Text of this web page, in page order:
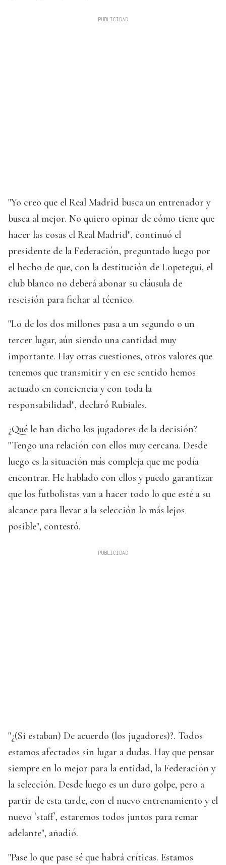
"Yo creo que el Real Madrid busca un entrenador y
busca al mejor. No quiero opinar de cómo tiene que
hacer las cosas el Real Madrid", continuó el
presidente de la Federación, preguntado luego por
el hecho de que, con la destitución de Lopetegui, el
club blanco no deberá abonar su cláusula de
rescisión para fichar al técnico.
"Lo de los dos millones pasa a un segundo o un
tercer lugar, aún siendo una cantidad muy
importante. Hay otras cuestiones, otros valores que
tenemos que transmitir y en ese sentido hemos
actuado en conciencia y con toda la
responsabilidad", declaró Rubiales.
¿Qué le han dicho los jugadores de la decisión?
"Tengo una relación con ellos muy cercana. Desde
luego es la situación más compleja que me podía
encontrar. He hablado con ellos y puedo garantizar
que los futbolistas van a hacer todo lo que esté a su
alcance para llevar a la selección lo más lejos
posible", contestó.
"¿(Si estaban) De acuerdo (los jugadores)?. Todos
estamos afectados sin lugar a dudas. Hay que pensar
siempre en lo mejor para la entidad, la Federación y
la selección. Desde luego es un duro golpe, pero a
partir de esta tarde, con el nuevo entrenamiento y el
nuevo `staff`, estaremos todos juntos para remar
adelante", añadió.
"Pase lo que pase sé que habrá críticas. Estamos